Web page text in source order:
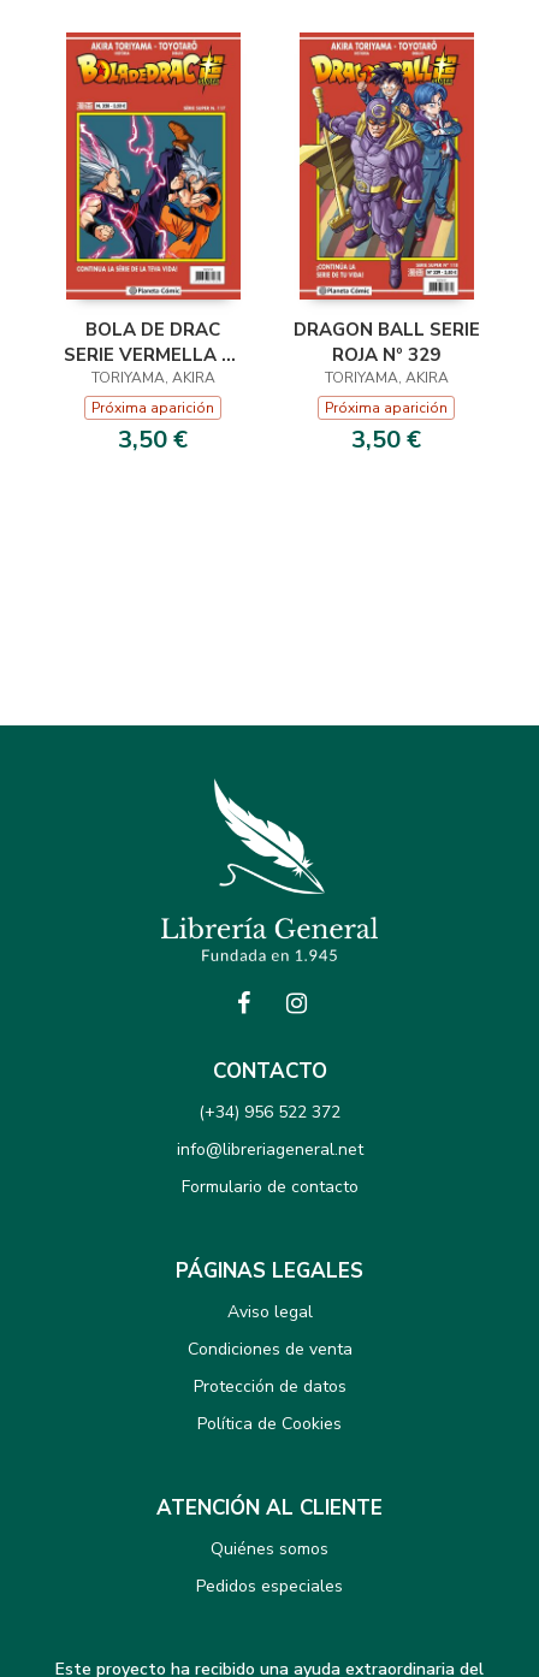
BOLA DE DRAC
SERIE VERMELLA Nº
328
TORIYAMA, AKIRA
Próxima aparición
3,50 €
DRAGON BALL SERIE
ROJA Nº 329
TORIYAMA, AKIRA
Próxima aparición
3,50 €
CONTACTO
(+34) 956 522 372
info@libreriageneral.net
Formulario de contacto
PÁGINAS LEGALES
Aviso legal
Condiciones de venta
Protección de datos
Política de Cookies
ATENCIÓN AL CLIENTE
Quiénes somos
Pedidos especiales
Este proyecto ha recibido una ayuda extraordinaria del